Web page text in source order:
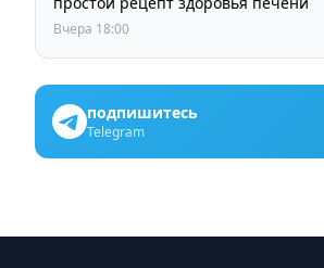
Вчера 18:00
подпишитесь
Telegram